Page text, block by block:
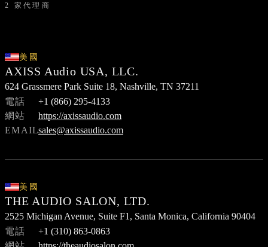
2 家代理商
美國
AXISS Audio USA, LLC.
624 Grassmere Park Suite 18, Nashville, TN 37211
電話
+1 (866) 295-4133
網站
https://axissaudio.com
EMAILsales@axissaudio.com
美國
THE AUDIO SALON, LTD.
2525 Michigan Avenue, Suite F1, Santa Monica, California 90404
電話
+1 (310) 863-0863